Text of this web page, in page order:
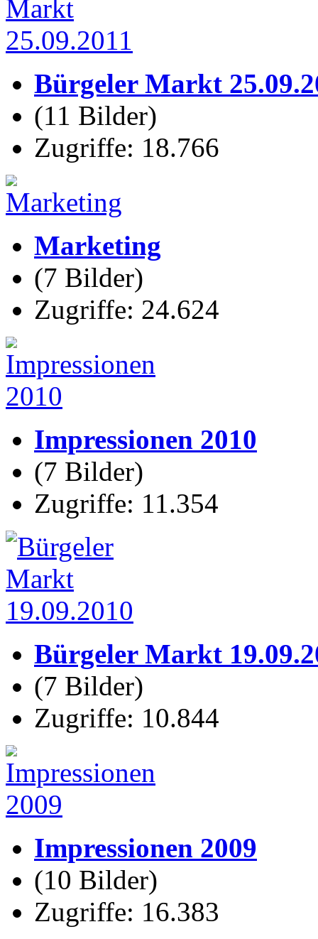
Bürgeler Markt
(11 Bilder)
Zugriffe: 18.766
Marketing
(7 Bilder)
Zugriffe: 24.624
Impressionen 2010
(7 Bilder)
Zugriffe: 11.354
Bürgeler Markt
(7 Bilder)
Zugriffe: 10.844
Impressionen 2009
(10 Bilder)
Zugriffe: 16.383